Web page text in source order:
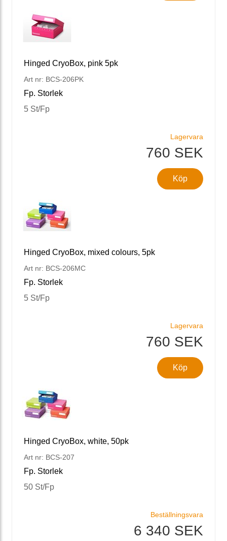
Hinged CryoBox, pink 5pk
Art nr: BCS-206PK
Fp. Storlek
5 St/Fp
Lagervara
760 SEK
Köp
Hinged CryoBox, mixed colours, 5pk
Art nr: BCS-206MC
Fp. Storlek
5 St/Fp
Lagervara
760 SEK
Köp
Hinged CryoBox, white, 50pk
Art nr: BCS-207
Fp. Storlek
50 St/Fp
Beställningsvara
6 340 SEK